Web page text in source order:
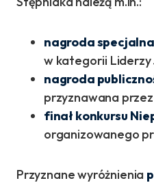
nagroda
w kategorii Liderzy
nagroda
przyznawana
finał konkursu
organizowanego
Przyznane wyróżnienia